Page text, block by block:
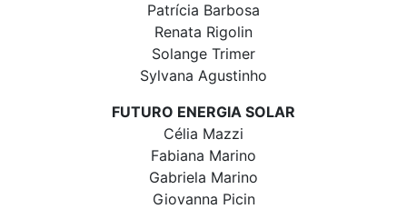
Patrícia Barbosa
Renata Rigolin
Solange Trimer
Sylvana Agustinho
FUTURO ENERGIA SOLAR
Célia Mazzi
Fabiana Marino
Gabriela Marino
Giovanna Picin